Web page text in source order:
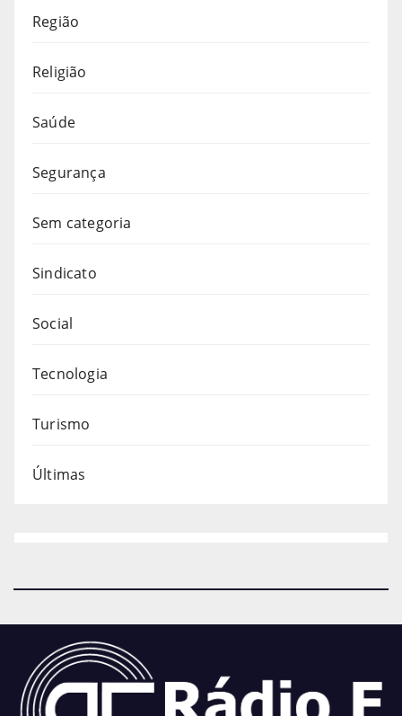
Região
Religião
Saúde
Segurança
Sem categoria
Sindicato
Social
Tecnologia
Turismo
Últimas